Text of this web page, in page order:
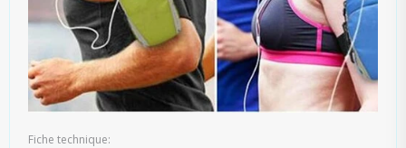
Fiche technique: